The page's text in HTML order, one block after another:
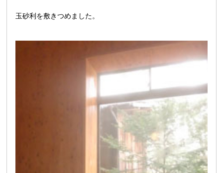
玉砂利を敷きつめました。